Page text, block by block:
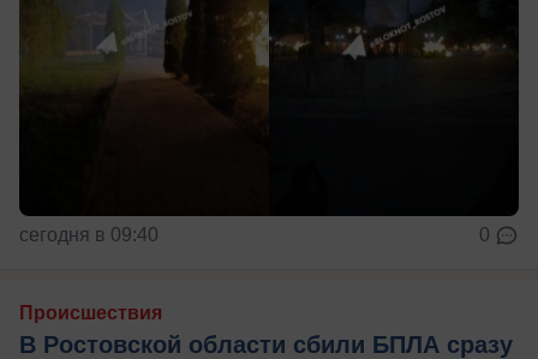
сегодня в 09:40 0
Происшествия
В Ростовской области сбили БПЛА сразу